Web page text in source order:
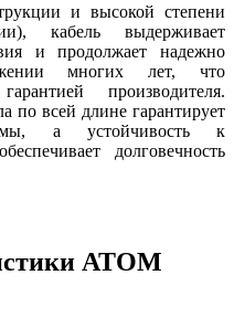
и высокой степени
кабель выдерживает
и продолжает надежно
многих лет, что
производителя.
по всей длине гарантирует
а устойчивость к
долговечность
ATOM